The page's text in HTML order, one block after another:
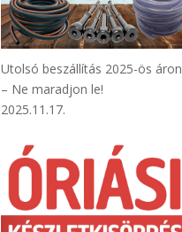
Utolsó beszállítás 2025-ös áron
– Ne maradjon le!
2025.11.17.